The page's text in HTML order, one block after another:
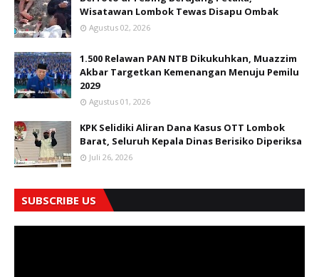
Wisatawan Lombok Tewas Disapu Ombak
Agustus 02, 2026
1.500 Relawan PAN NTB Dikukuhkan, Muazzim
Akbar Targetkan Kemenangan Menuju Pemilu
2029
Agustus 01, 2026
KPK Selidiki Aliran Dana Kasus OTT Lombok
Barat, Seluruh Kepala Dinas Berisiko Diperiksa
Juli 26, 2026
SUBSCRIBE US